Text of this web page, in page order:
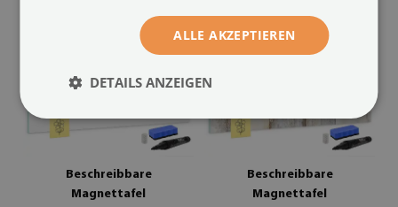
Beschreibbare
Magnettafel
Beschreibbare
Magnettafel
ALLE AKZEPTIEREN
DETAILS ANZEIGEN